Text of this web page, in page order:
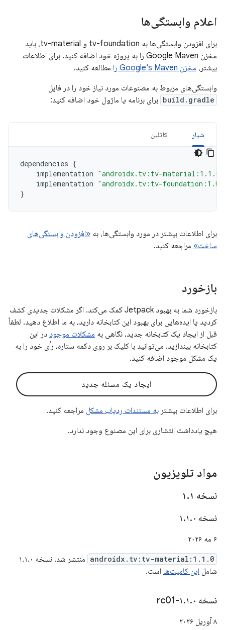
اعلام وابستگی‌ها
برای افزودن وابستگی‌ها به tv-foundation و tv-material، باید
مخزن Google Maven را به پروژه خود اضافه کنید. برای اطلاعات
بیشتر، مخزن Google's Maven را
مطالعه کنید.
وابستگی‌های مربوط به مصنوعات مورد نیاز خود را در فایل
build.gradle برای برنامه یا ماژول خود اضافه کنید:
شیار کاتلین
dependencies {
implementation "androidx.tv:tv-material:1.1.0"
implementation "androidx.tv:tv-
}
برای اطلاعات بیشتر در مورد وابستگی‌ها، به «افزودن وابستگی‌های
ساخت» مراجعه کنید.
بازخورد
بازخورد شما به بهبود Jetpack کمک می‌کند. اگر مشکلات جدیدی کشف
کردید یا ایده‌هایی برای بهبود این کتابخانه دارید، به ما اطلاع دهید. لطفاً
قبل از ایجاد یک کتابخانه جدید، نگاهی به مشکلات موجود در این
کتابخانه بیندازید. می‌توانید با کلیک بر روی دکمه ستاره، رأی خود را به
یک مشکل موجود اضافه کنید.
ایجاد یک مسئله جدید
برای اطلاعات بیشتر به مستندات ردیاب مشکل مراجعه کنید.
هیچ یادداشت انتشاری برای این مصنوع وجود ندارد.
مواد تلویزیون
نسخه ۱ .۱
نسخه ۱ .۱.۰
۶ مه ۲۰۲۶
androidx.tv:tv-material:1.1.0
منتشر شد. نسخه ۱.۱.۰
شامل این کامیت‌ها است.
نسخه ۱ .۱.۰-rc01
۸ آوریل ۲۰۲۶